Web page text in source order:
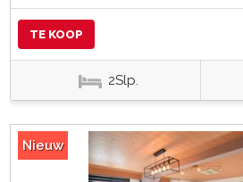
TE KOOP
2Slp.
Nieuw